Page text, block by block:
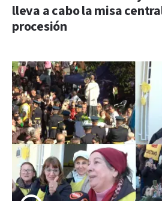
lleva a cabo la misa
procesión